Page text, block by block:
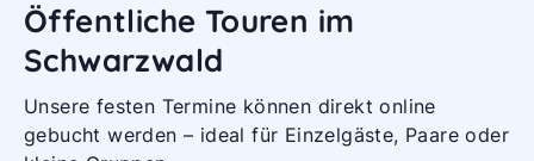
Öffentliche Touren im
Schwarzwald
Unsere festen Termine können direkt online
gebucht werden – ideal für Einzelgäste, Paare oder